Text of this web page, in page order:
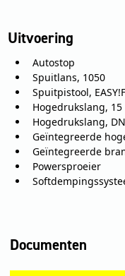
Uitvoering
Autostop
Spuitlans, 1050
Spuitpistool,
Hogedrukslang, 15
Hogedrukslang,
Geïntegreerde
Geïntegreerde
Powersproeier
Documenten